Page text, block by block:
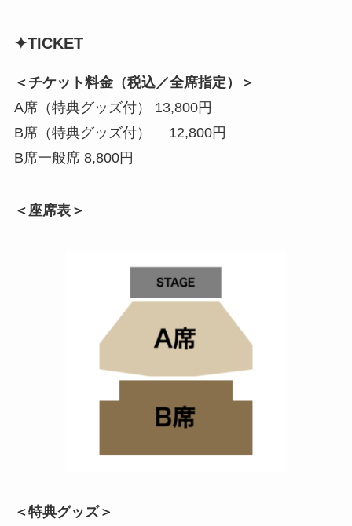
✦TICKET
＜チケット料金（税込／全席指定）＞
A席（特典グッズ付） 13,800円
B席（特典グッズ付） 12,800円
B席一般席 8,800円
＜座席表＞
＜特典グッズ＞